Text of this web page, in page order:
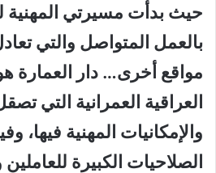
مواقع أخرى… دار العمارة
العراقية العمرانية التي
والإمكانيات المهنية فيها،
الصلاحيات الكبيرة للعاملين